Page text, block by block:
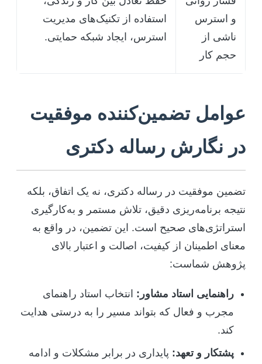
و استرس
ناشی از
حجم کار
استفاده از تکنیک‌های مدیریت
استرس، ایجاد شبکه حمایتی.
عوامل تضمین‌کننده موفقیت
در نگارش رساله دکتری
تضمین موفقیت در رساله دکتری، نه یک اتفاق، بلکه
نتیجه برنامه‌ریزی دقیق، تلاش مستمر و به‌کارگیری
استراتژی‌های صحیح است. این تضمین، در واقع به
معنای اطمینان از کیفیت، اصالت و اعتبار بالای
پژوهش شماست:
راهنمایی استاد مشاور: انتخاب استاد راهنمای
مجرب و فعال که بتواند مسیر را به درستی هدایت
کند.
پشتکار و تعهد: پایداری در برابر مشکلات و ادامه